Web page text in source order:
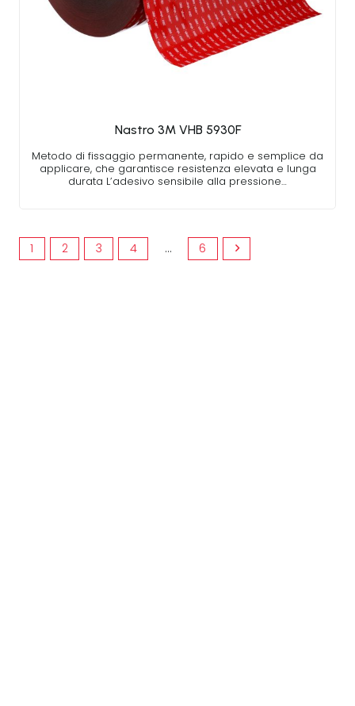
Nastro 3M VHB 5930F
Metodo di fissaggio permanente, rapido e semplice da
applicare, che garantisce resistenza elevata e lunga
durata L’adesivo sensibile alla pressione…
1 2 3 4 … 6